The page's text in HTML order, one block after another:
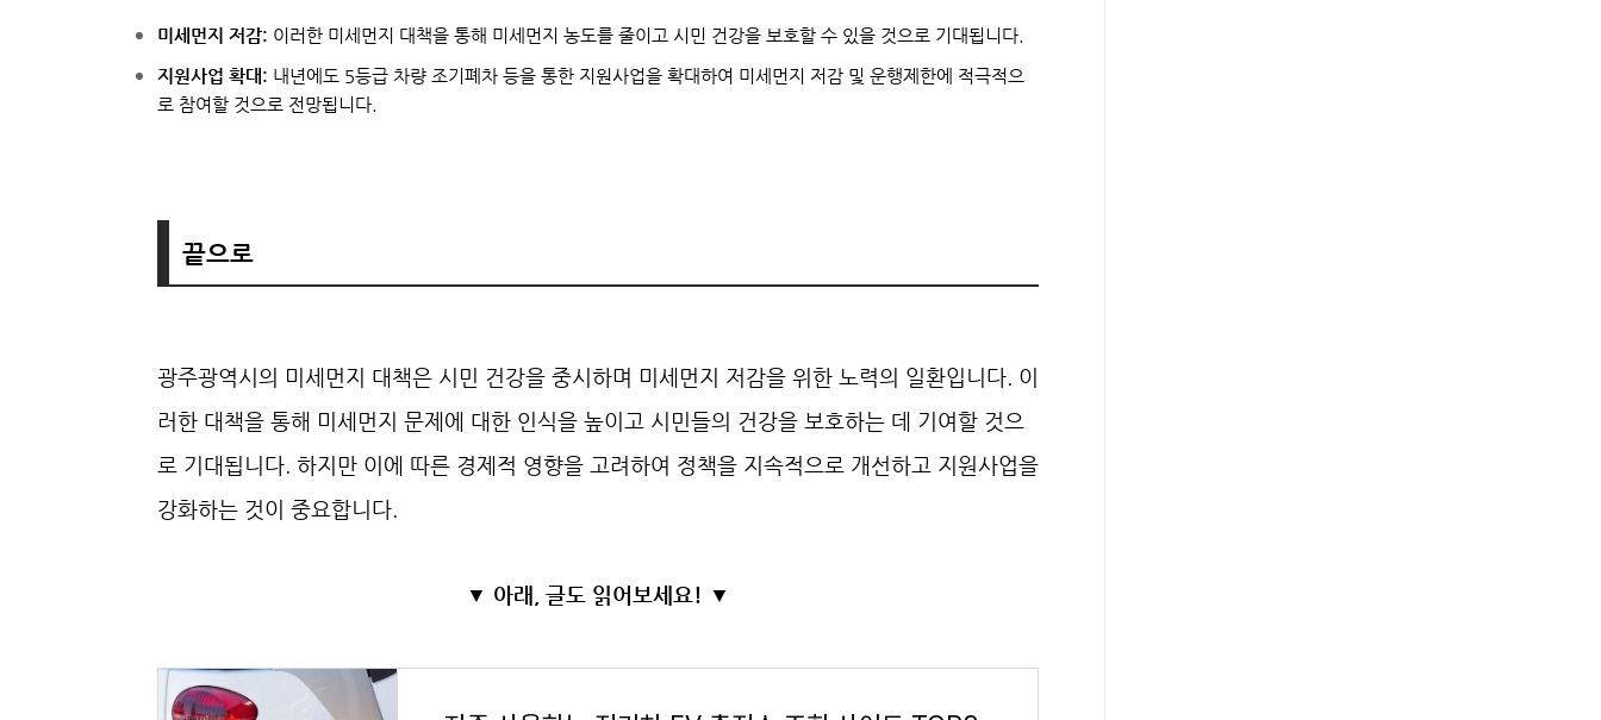
미세먼지 저감: 이러한 미세먼지 대책을 통해 미세먼지 농도를 줄이고 시민 건강을 보호할 수 있을 것으로 기대됩니다.
지원사업 확대: 내년에도 5등급 차량 조기폐차 등을 통한 지원사업을 확대하여 미세먼지 저감 및 운행제한에 적극적으
로 참여할 것으로 전망됩니다.
끝으로
광주광역시의 미세먼지 대책은 시민 건강을 중시하며 미세먼지 저감을 위한 노력의 일환입니다. 이
러한 대책을 통해 미세먼지 문제에 대한 인식을 높이고 시민들의 건강을 보호하는 데 기여할 것으
로 기대됩니다. 하지만 이에 따른 경제적 영향을 고려하여 정책을 지속적으로 개선하고 지원사업을
강화하는 것이 중요합니다.
▼ 아래, 글도 읽어보세요! ▼